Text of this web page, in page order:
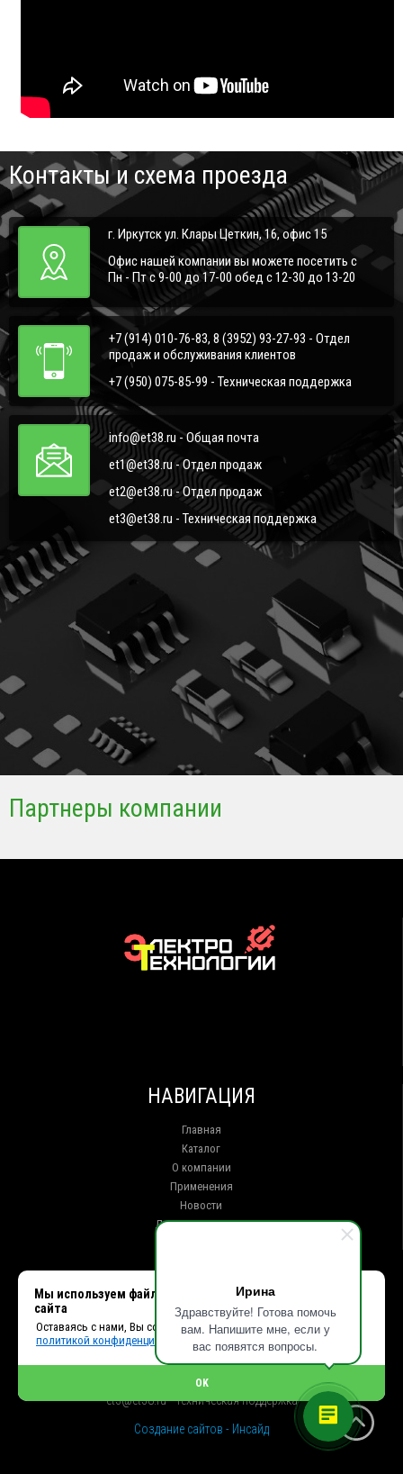
Ирина
Здравствуйте! Готова помочь
вам. Напишите мне, если у
вас появятся вопросы.
Контакты и схема проезда
г. Иркутск ул. Клары Цеткин, 16, офис 15
Офис нашей компании вы можете посетить с
Пн - Пт с 9-00 до 17-00 обед с 12-30 до 13-20
+7 (914) 010-76-83, 8 (3952) 93-27-93 - Отдел
продаж и обслуживания клиентов
+7 (950) 075-85-99 - Техническая поддержка
info@et38.ru - Общая почта
et1@et38.ru - Отдел продаж
et2@et38.ru - Отдел продаж
et3@et38.ru - Техническая поддержка
Партнеры компании
НАВИГАЦИЯ
Главная
Каталог
О компании
Применения
Новости
Доставка и оплата
г. Иркутск ул. Клары Цеткин, 16, офис 15
+7 (914) 010-76-83, 8 (3952) 93-27-93 - Отдел продаж
+7 (950) 075-85-99 - Техническая поддержка
info@et38.ru - Общая почта
et2@et38.ru - Отдел продаж
et3@et38.ru - Техническая поддержка
Создание сайтов - Инсайд
Мы используем файлы cookie, чтобы улучшить работу
сайта
Оставаясь с нами, Вы соглашаетесь с использованием cookies и
политикой конфиденциальности.
OK